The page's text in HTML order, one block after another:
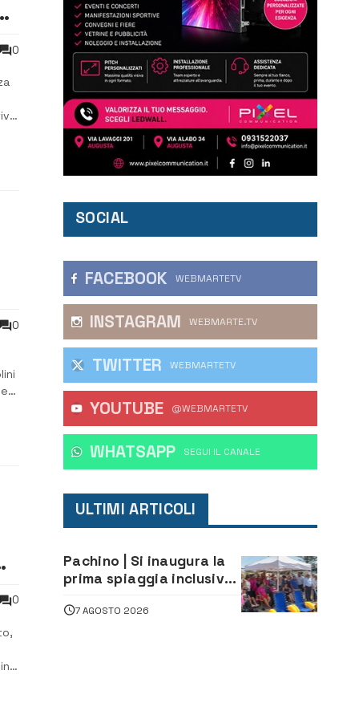
0
0
0
SOCIAL
FACEBOOK WEBMARTETV
INSTAGRAM WEBMARTE.TV
TWITTER WEBMARTETV
YOUTUBE @WEBMARTETV
WHATSAPP ‎SEGUI IL CANALE
ULTIMI ARTICOLI
Pachino | Si inaugura la
prima spiaggia inclusiva
assistenza e prevenzione
7 AGOSTO 2026